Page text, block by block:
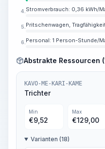
4. Stromverbrauch: 0,36 kWh/
5. Pritschenwagen,
6. Personal: 1 Person-Stunde/
Abstrakte Ressourcen
KAVO-ME-KARI-KAME
Trichter
Min
€9,52
Max
€129,00
Varianten (18)